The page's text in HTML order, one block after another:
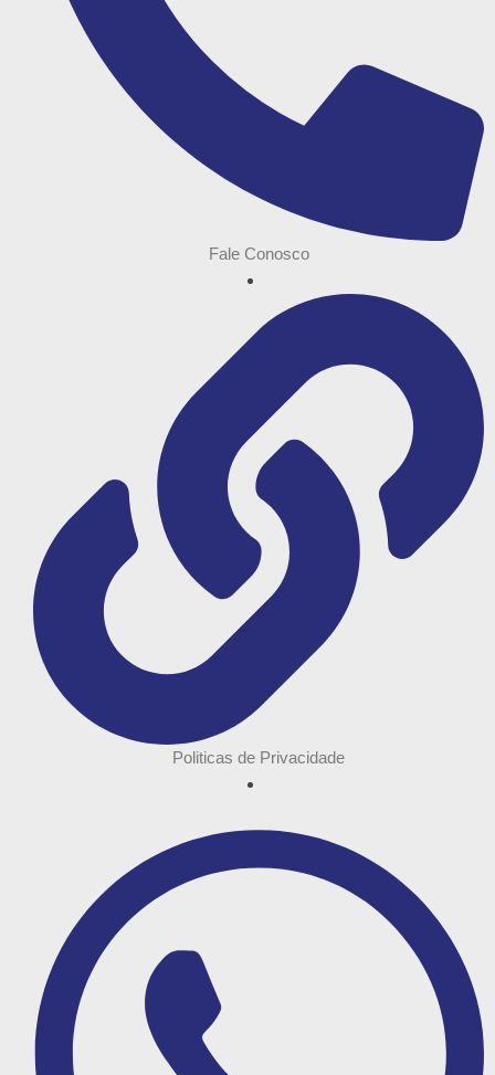
Fale Conosco
Politicas de Privacidade